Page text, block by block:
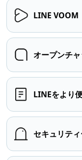
LINE VOOM
オープンチャ
LINEをより
セキュリテ